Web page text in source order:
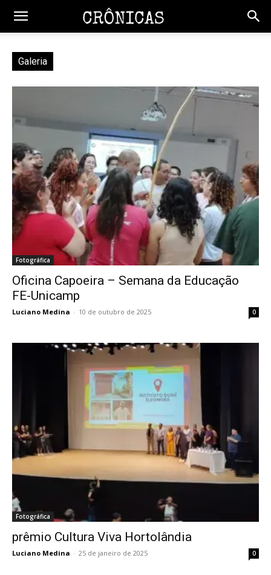
Galeria
Fotográfica
Oficina Capoeira – Semana da Educação
FE-Unicamp
Luciano Medina - 10 de outubro de 2025 0
Fotográfica
prêmio Cultura Viva Hortolândia
Luciano Medina - 25 de janeiro de 2025 0